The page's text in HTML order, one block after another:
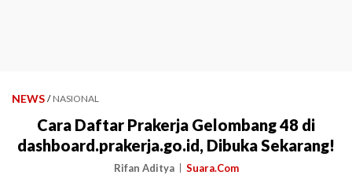
NEWS / NASIONAL
Cara Daftar Prakerja Gelombang 48 di
dashboard.prakerja.go.id, Dibuka Sekarang!
Rifan Aditya Suara.Com